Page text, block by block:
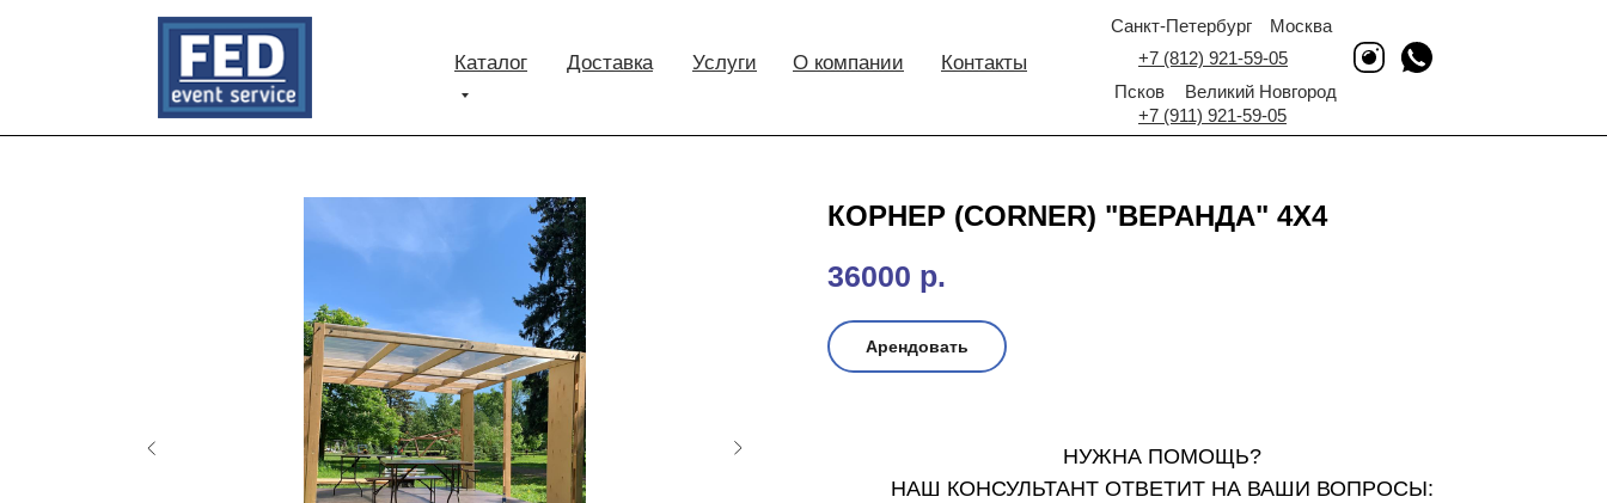
Услуги О компании
Каталог Контакты
Санкт-Петербург
+7 (812) 921-59-05
Доставка
Псков
Москва
Великий Новгород
+7 (911) 921-59-05
КОРНЕР (CORNER) "ВЕРАНДА" 4X4
36000 р.
Арендовать
НУЖНА ПОМОЩЬ?
НАШ КОНСУЛЬТАНТ ОТВЕТИТ НА ВАШИ ВОПРОСЫ: